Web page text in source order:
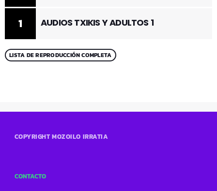
1 AUDIOS TXIKIS Y ADULTOS 1
LISTA DE REPRODUCCIÓN COMPLETA
COPYRIGHT MOZOILO IRRATIA
CONTACTO